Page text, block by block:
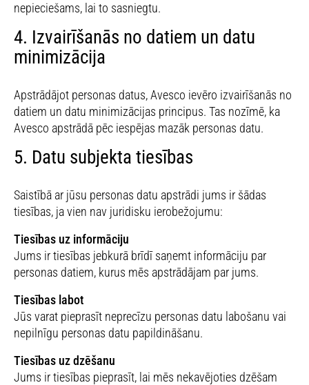
nepieciešams, lai to sasniegtu.
4. Izvairīšanās no datiem un datu
minimizācija
Apstrādājot personas datus, Avesco ievēro izvairīšanās no
datiem un datu minimizācijas principus. Tas nozīmē, ka
Avesco apstrādā pēc iespējas mazāk personas datu.
5. Datu subjekta tiesības
Saistībā ar jūsu personas datu apstrādi jums ir šādas
tiesības, ja vien nav juridisku ierobežojumu:
Tiesības uz informāciju
Jums ir tiesības jebkurā brīdī saņemt informāciju par
personas datiem, kurus mēs apstrādājam par jums.
Tiesības labot
Jūs varat pieprasīt neprecīzu personas datu labošanu vai
nepilnīgu personas datu papildināšanu.
Tiesības uz dzēšanu
Jums ir tiesības pieprasīt, lai mēs nekavējoties dzēšam